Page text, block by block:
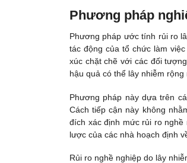
Phương pháp
Phương pháp ước tính rủi ro
tác động của tổ chức làm
xúc chặt chẽ với các đối
hậu quả có thể lây nhiễm
Phương pháp này dựa trên
Cách tiếp cận này không
đích xác định mức rủi ro
lược của các nhà hoạch định
Rủi ro nghề nghiệp do lây